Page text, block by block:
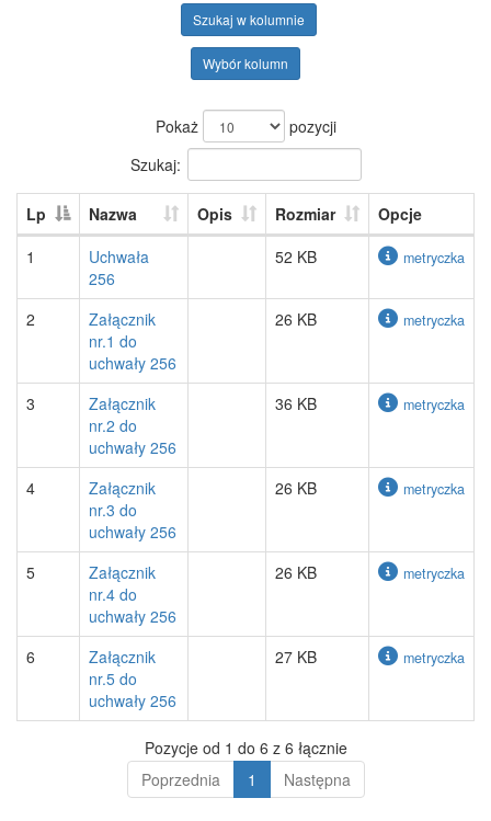
Szukaj w kolumnie
Wybór kolumn
Pokaż
pozycji
Szukaj:
Lp Nazwa Opis Rozmiar
Opcje
1
Uchwała
256
52 KB metryczka
2
Załącznik
nr.1 do
uchwały 256
26 KB metryczka
3
Załącznik
nr.2 do
uchwały 256
36 KB metryczka
4
Załącznik
nr.3 do
uchwały 256
26 KB metryczka
5
Załącznik
nr.4 do
uchwały 256
26 KB metryczka
6
Załącznik
nr.5 do
uchwały 256
27 KB metryczka
Pozycje od 1 do 6 z 6 łącznie
Poprzednia
1 Następna